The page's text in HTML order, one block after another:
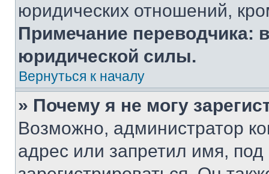
юридических отношений,
Примечание переводчика:
юридической силы.
Вернуться к началу
» Почему я не могу
Возможно, администратор
адрес или запретил имя,